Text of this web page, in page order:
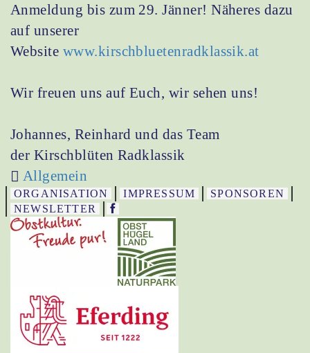
Anmeldung bis zum 29. Jänner! Näheres dazu
auf unserer
Website www.kirschbluetenradklassik.at
Wir freuen uns auf Euch, wir sehen uns!
Johannes, Reinhard und das Team
der Kirschblüten Radklassik
Allgemein
ORGANISATION IMPRESSUM
SPONSOREN
NEWSLETTER